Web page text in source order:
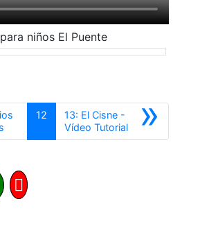
niños El Puente
12 »
13: El Cisne -
Vídeo TutorialSiguiente